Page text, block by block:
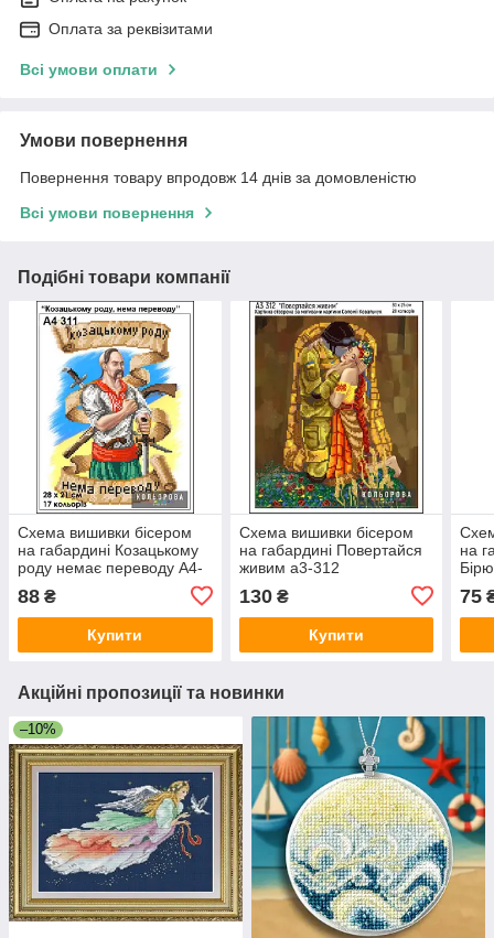
Оплата за реквізитами
Всі умови оплати
Умови повернення
Повернення товару впродовж 14 днів за домовленістю
Всі умови повернення
Подібні товари компанії
Схема вишивки бісером
на габардині Козацькому
роду немає переводу А4-
88 ₴
Купити
Схема вишивки бісером
на габардині Повертайся
живим а3-312
130₴
Купити
на
75
Акційні пропозиції та новинки
–10%